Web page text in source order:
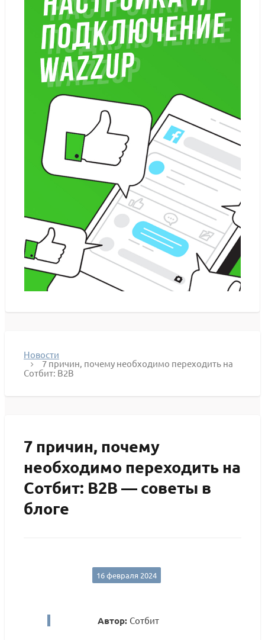
Новости
7 причин, почему необходимо переходить на
Сотбит: B2B
7 причин, почему
необходимо переходить на
Сотбит: B2B — советы в
блоге
16 февраля 2024
Автор: Сотбит